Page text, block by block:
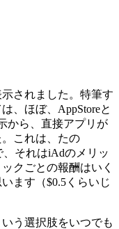
されました。特筆す
、ほぼ、AppStoreと
から、直接アプリが
これは、たの
、それはiAdのメリッ
クごとの報酬はいく
ます（$0.5くらいじ
う選択肢をいつでも